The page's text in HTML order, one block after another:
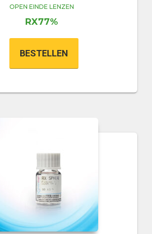
OPEN EINDE LENZEN
RX77%
BESTELLEN